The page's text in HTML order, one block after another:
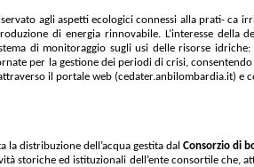
agli aspetti ecologici connessi alla prati- ca
di energia rinnovabile. L’interesse della
di monitoraggio sugli usi delle risorse
per la gestione dei periodi di crisi,
il portale web (cedater.anbilombardia.it)
la distribuzione dell’acqua gestita dal Consorzio di
storiche ed istituzionali dell’ente consortile che,